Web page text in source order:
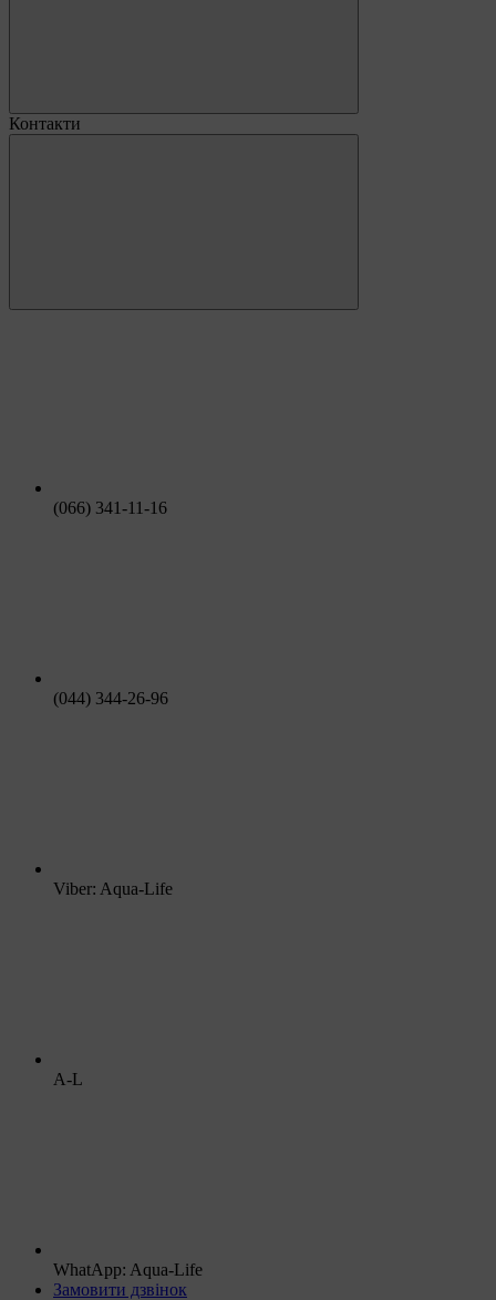
Контакти
(066) 341-11-16
(044) 344-26-96
Viber: Aqua-Life
A-L
WhatApp: Aqua-Life
Замовити дзвінок